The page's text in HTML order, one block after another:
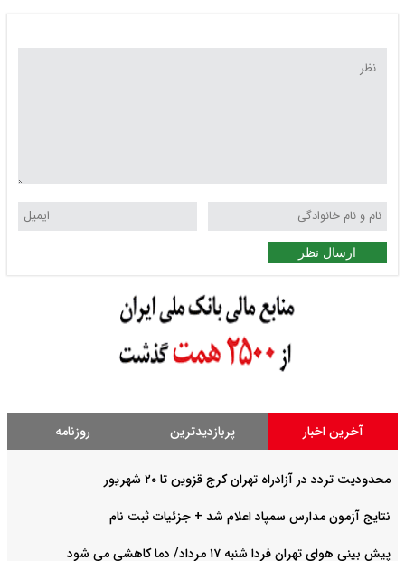
ارسال نظر
آخرین اخبار پربازدیدترین روزنامه
محدودیت تردد در آزادراه تهران کرج قزوین تا ۲۰ شهریور
نتایج آزمون مدارس سمپاد اعلام شد + جزئیات ثبت نام
پیش بینی هوای تهران فردا شنبه ۱۷ مرداد/ دما کاهشی می شود